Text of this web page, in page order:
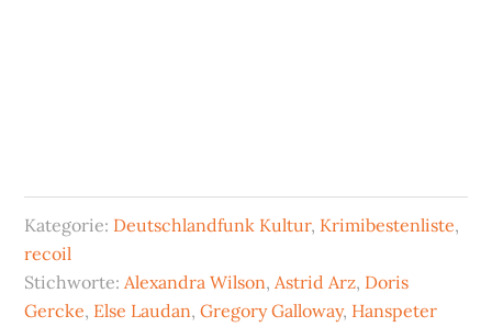
Kategorie: Deutschlandfunk Kultur, Krimibestenliste,
recoil
Stichworte:Alexandra Wilson,Astrid Arz, Doris
Gercke, Else Laudan,Gregory Galloway, Hanspeter